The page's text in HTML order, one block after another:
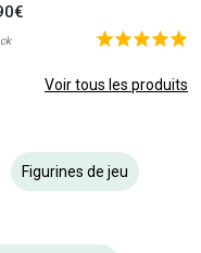
Voir tous les produits
Figurines de jeu